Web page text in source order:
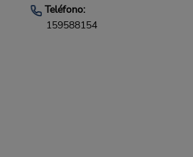
Teléfono:
159588154